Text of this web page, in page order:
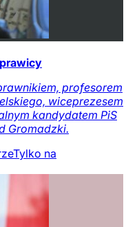
profesorem
wiceprezesem
kandydatem PiS
Gromadzki.
Tylko na